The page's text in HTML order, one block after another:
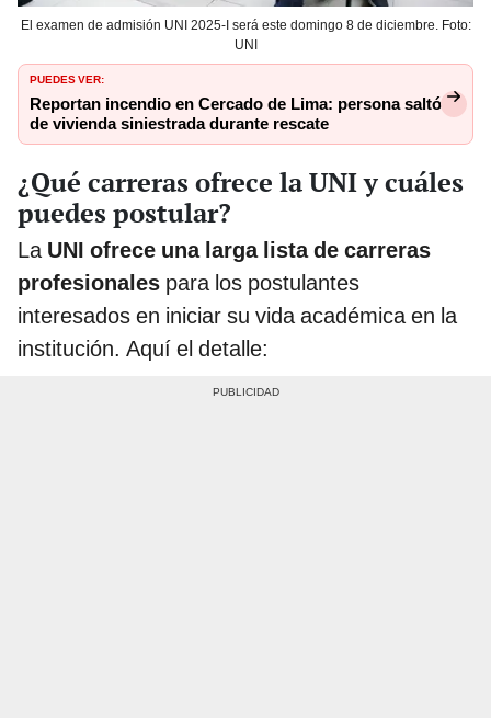
El examen de admisión UNI 2025-I será este domingo 8 de diciembre. Foto:
UNI
PUEDES VER:
Reportan incendio en Cercado de Lima: persona saltó
de vivienda siniestrada durante rescate
¿Qué carreras ofrece la UNI y cuáles
puedes postular?
La UNI ofrece una larga lista de carreras
profesionales para los postulantes
interesados en iniciar su vida académica en la
institución. Aquí el detalle: